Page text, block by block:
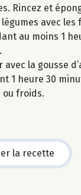
Rincez et
avec
au moins 1
la gousse
1 heure 30
ou froids.
la recette